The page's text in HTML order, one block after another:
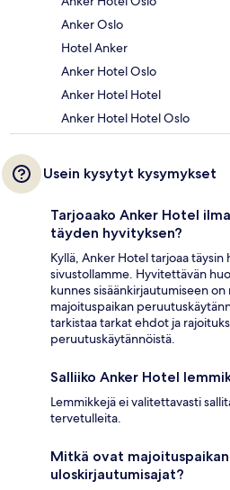
Anker Oslo
Hotel Anker
Anker Hotel Oslo
Anker Hotel Hotel
Anker Hotel Hotel Oslo
Usein kysytyt kysymykset
Tarjoaako Anker Hotel
täyden hyvityksen?
Kyllä, Anker Hotel tarjoaa
sivustollamme. Hyvitettävän
kunnes sisäänkirjautumiseen
majoituspaikan
tarkistaa tarkat ehdot ja
peruutuskäytännöistä.
Salliiko Anker Hotel
Lemmikkejä ei valitettavasti
tervetulleita.
Mitkä ovat
uloskirjautumisajat?